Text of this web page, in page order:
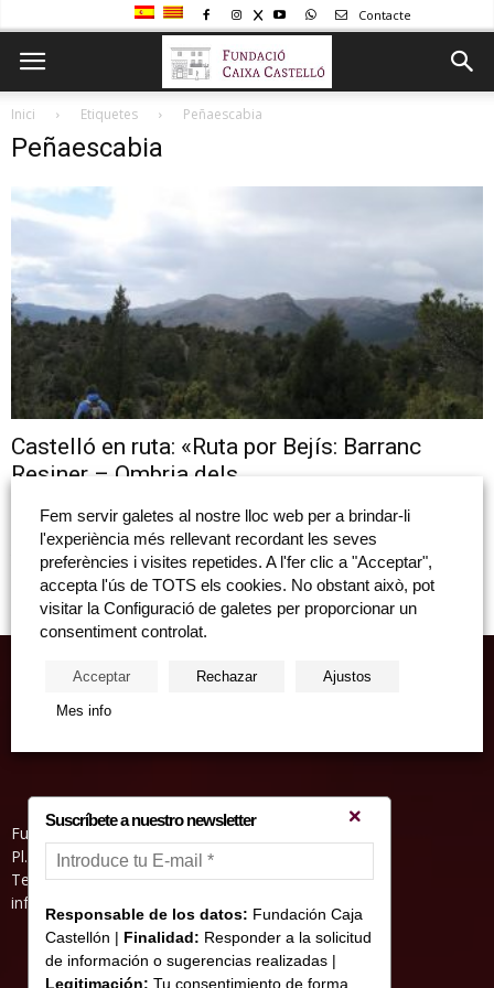
Contacte
Inici Etiquetes Peñaescabia
Peñaescabia
Castelló en ruta: «Ruta por Bejís: Barranc
Resiner – Ombria dels...
Diumenge, 14 d'abril de 2019 "Cicle Castelló en ruta" Castelló en ruta:
"Ruta per Bejís: Barranc Resiner – Ombria dels Tajos – Peñaescabia"
Tipologia Senderista Natura Cultural ...
Fundació Caixa Castelló • Casa Abadía
Pl. de l’Herba, s/nº. 12001 Castelló de la Plana
Telèfon 964 232 551 • Fax 964 231 550
informacion@fundacioncajacastellon.es
Suscríbete a nuestro newsletter
Responsable de los datos: Fundación Caja
Castellón | Finalidad: Responder a la solicitud
de información o sugerencias realizadas |
Legitimación: Tu consentimiento de forma
Fem servir galetes al nostre lloc web per a brindar-li
l'experiència més rellevant recordant les seves
preferències i visites repetides. A l'fer clic a "Acceptar",
accepta l'ús de TOTS els cookies. No obstant això, pot
visitar la Configuració de galetes per proporcionar un
consentiment controlat.
Acceptar Rechazar Ajustos
Mes info